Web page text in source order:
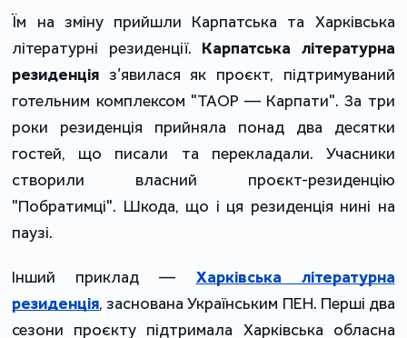
Їм на зміну прийшли Карпатська та Харківська
літературні резиденції. Карпатська літературна
резиденція з’явилася як проєкт, підтримуваний
готельним комплексом "ТАОР ― Карпати". За три
роки резиденція прийняла понад два десятки
гостей, що писали та перекладали. Учасники
створили власний проєкт-резиденцію
"Побратимці". Шкода, що і ця резиденція нині на
паузі.
Інший приклад ― Харківська літературна
резиденція, заснована Українським ПЕН. Перші два
сезони проєкту підтримала Харківська обласна